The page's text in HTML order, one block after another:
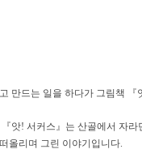
만드는 일을 하다가 그림책
앗! 서커스』는 산골에서 자
올리며 그린 이야기입니다.